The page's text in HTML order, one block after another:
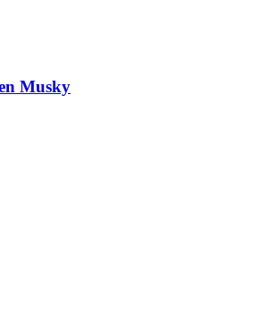
Musky